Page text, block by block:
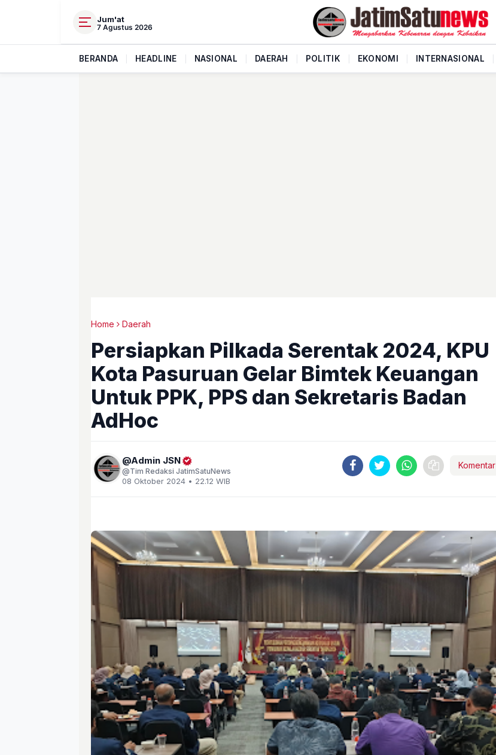
Jum'at
7 Agustus 2026
BERANDA HEADLINE NASIONAL DAERAH POLITIK EKONOMI INTERNASIONAL
Home Daerah
Persiapkan Pilkada Serentak 2024, KPU
Kota Pasuruan Gelar Bimtek Keuangan
Untuk PPK, PPS dan Sekretaris Badan
AdHoc
Admin JSN
Tim Redaksi JatimSatuNews
08 Oktober 2024 • 22.12 WIB
Komentar